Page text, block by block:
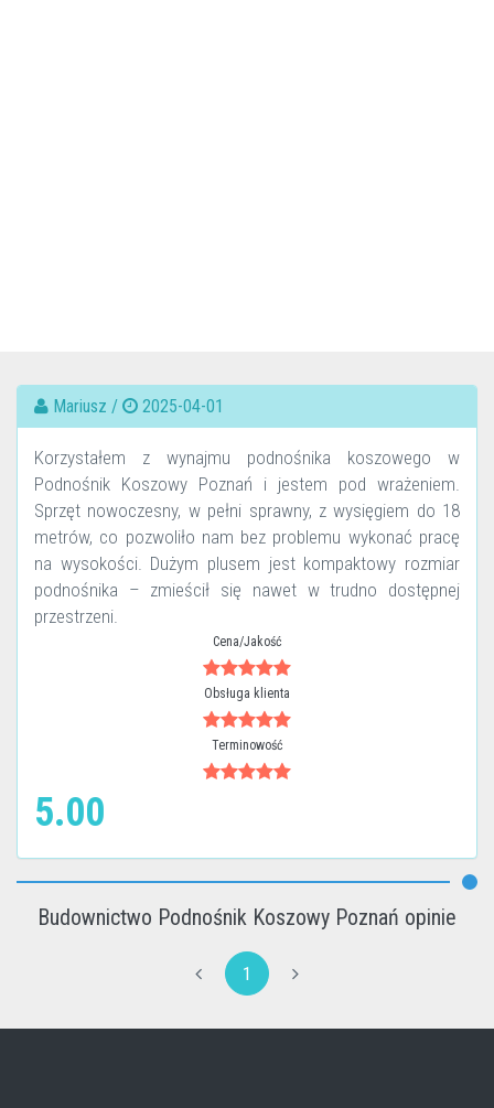
Mariusz / 2025-04-01
Korzystałem z wynajmu podnośnika koszowego w
Podnośnik Koszowy Poznań i jestem pod wrażeniem.
Sprzęt nowoczesny, w pełni sprawny, z wysięgiem do 18
metrów, co pozwoliło nam bez problemu wykonać pracę
na wysokości. Dużym plusem jest kompaktowy rozmiar
podnośnika – zmieścił się nawet w trudno dostępnej
przestrzeni.
Cena/Jakość
Obsługa klienta
Terminowość
5.00
Budownictwo Podnośnik Koszowy Poznań opinie
1